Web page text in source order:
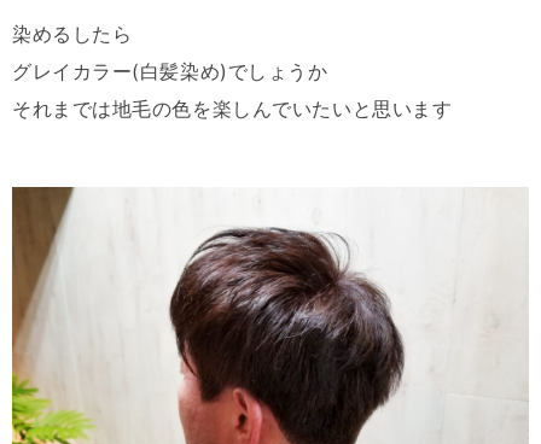
染めるしたら
グレイカラー(白髪染め)でしょうか
それまでは地毛の色を楽しんでいたいと思います